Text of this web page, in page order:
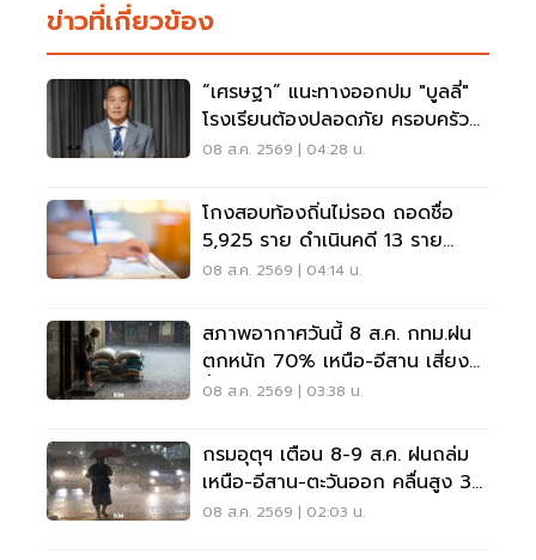
ข่าวที่เกี่ยวข้อง
“เศรษฐา” แนะทางออกปม "บูลลี่"
โรงเรียนต้องปลอดภัย ครอบครัว
ต้องรับฟัง
08 ส.ค. 2569 | 04:28 น.
โกงสอบท้องถิ่นไม่รอด ถอดชื่อ
5,925 ราย ดำเนินคดี 13 ราย
ปปง.ไล่เส้นการเงิน
08 ส.ค. 2569 | 04:14 น.
สภาพอากาศวันนี้ 8 ส.ค. กทม.ฝน
ตกหนัก 70% เหนือ-อีสาน เสี่ยง
น้ำท่วมฉับพลัน
08 ส.ค. 2569 | 03:38 น.
กรมอุตุฯ เตือน 8-9 ส.ค. ฝนถล่ม
เหนือ-อีสาน-ตะวันออก คลื่นสูง 3
เมตร
08 ส.ค. 2569 | 02:03 น.